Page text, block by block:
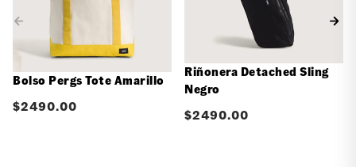
Bolso Pergs Tote Amarillo
$2490.00
Riñonera Detached Sling
Negro
$2490.00